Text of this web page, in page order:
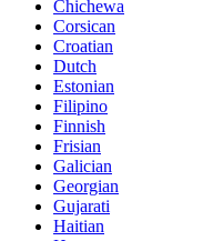
Chichewa
Corsican
Croatian
Dutch
Estonian
Filipino
Finnish
Frisian
Galician
Georgian
Gujarati
Haitian